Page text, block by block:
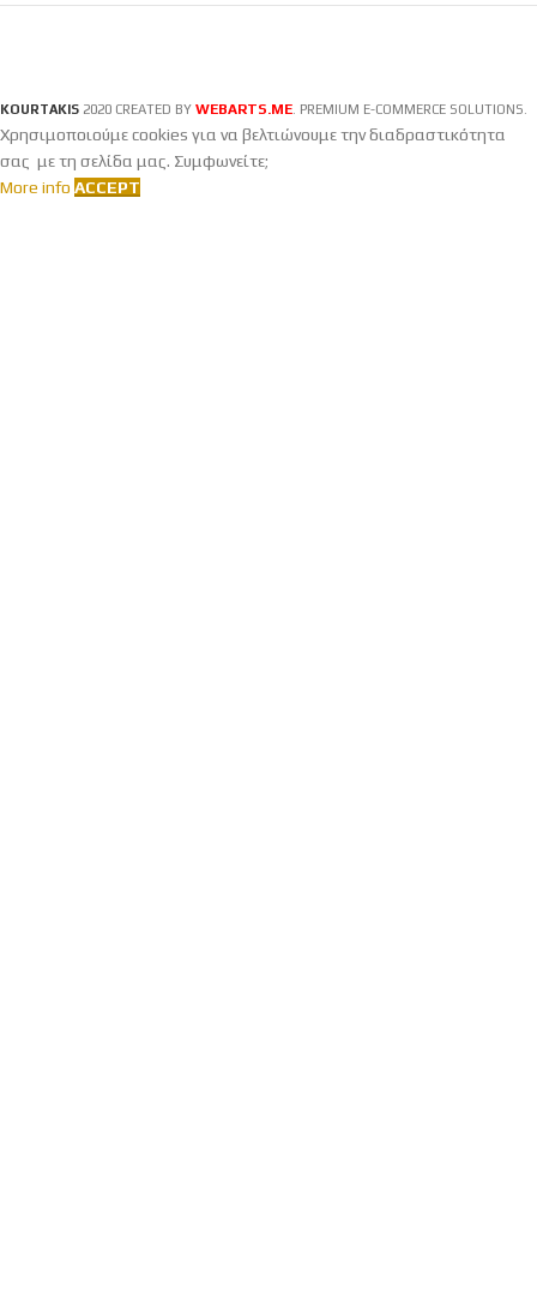
KOURTAKIS 2020 CREATED BY WEBARTS.ME . PREMIUM E-COMMERCE SOLUTIONS.
Χρησιμοποιούμε cookies για να βελτιώνουμε την διαδραστικότητα
σας με τη σελίδα μας. Συμφωνείτε;
More info ACCEPT